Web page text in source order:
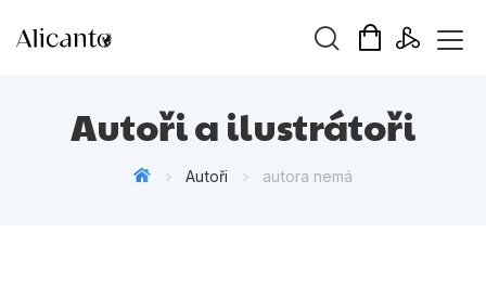
Autoři a ilustrátoři
Autoři autora nemá